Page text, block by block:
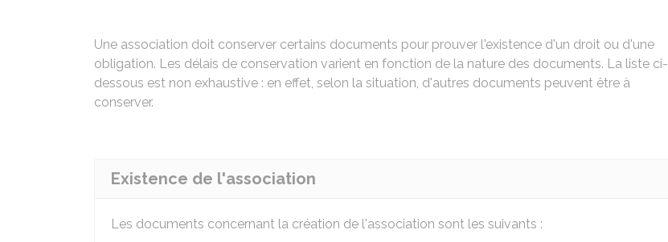
Une association doit conserver certains documents pour prouver l'existence d'un droit ou d'une
obligation. Les délais de conservation varient en fonction de la nature des documents. La liste ci-
dessous est non exhaustive : en effet, selon la situation, d'autres documents peuvent être à
conserver.
Existence de l'association
Les documents concernant la création de l'association sont les suivants :